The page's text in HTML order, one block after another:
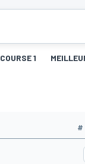
COURSE 1
#